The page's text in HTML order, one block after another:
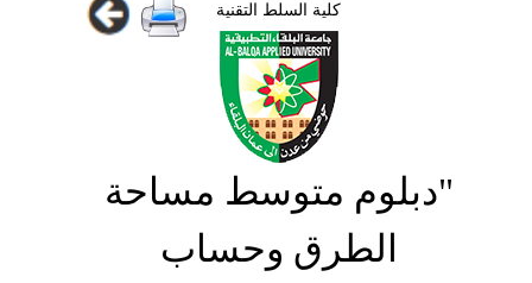
كلية السلط التقنية
"دبلوم متوسط مساحة
الطرق وحساب